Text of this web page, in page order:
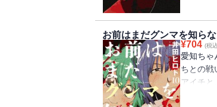
お前はまだグンマを知ら
¥704 (税
愛知ちゃ
ちとの
アイチ
い。劣